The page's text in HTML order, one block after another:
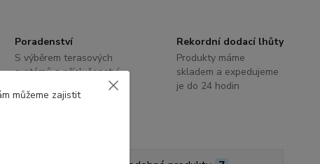
Poradenství
S výběrem terasových
systémů a příslušenství
Rekordní dodací lhůty
Produkty máme
skladem a expedujeme
je do 24 hodin
můžeme zajistit